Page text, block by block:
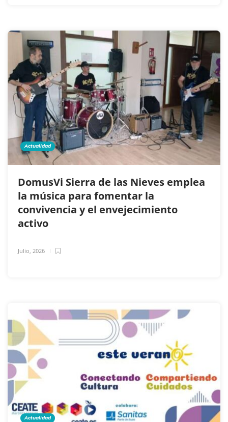
Actualidad
DomusVi Sierra de las Nieves emplea
la música para fomentar la
convivencia y el envejecimiento
activo
Julio, 2026
Actualidad